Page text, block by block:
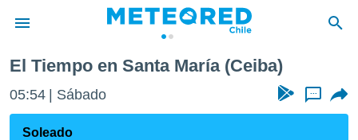
de
por
El Tiempo en Santa María (Ceiba)
05:54 Sábado ...
Soleado